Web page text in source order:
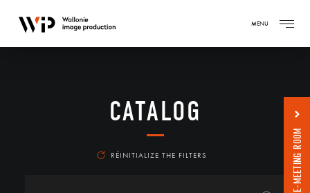
MENU
CATALOG
RÉINITIALIZE THE FILTERS E-MEETING ROOM